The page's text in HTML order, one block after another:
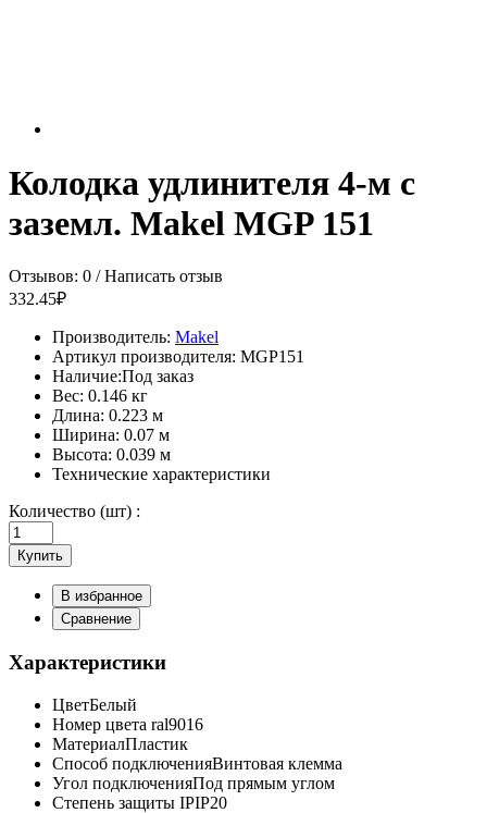
Колодка удлинителя 4-м с
заземл. Makel MGP 151
Отзывов: 0 /Написать отзыв
332.45₽
Производитель: Makel
Артикул производителя: MGP151
Наличие:Под заказ
Вес: 0.146 кг
Длина: 0.223 м
Ширина: 0.07 м
Высота: 0.039 м
Технические характеристики
Количество (шт) :
Купить
В избранное
Сравнение
Характеристики
ЦветБелый
Номер цвета ral9016
МатериалПластик
Способ подключенияВинтовая клемма
Угол подключенияПод прямым углом
Степень защиты IPIP20